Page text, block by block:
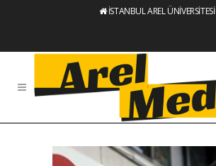
İSTANBUL AREL ÜNİVERSİTESİ